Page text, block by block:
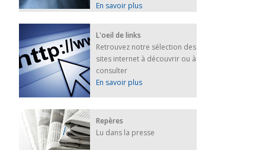
En savoir plus
L'oeil de links
Retrouvez notre sélection des
sites internet à découvrir ou à
consulter
En savoir plus
Repères
Lu dans la presse